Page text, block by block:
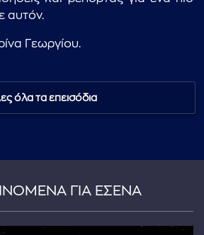
αυτόν.
Γεωργίου.
όλα τα επεισόδια
ΓΙΑ ΕΣΕΝΑ